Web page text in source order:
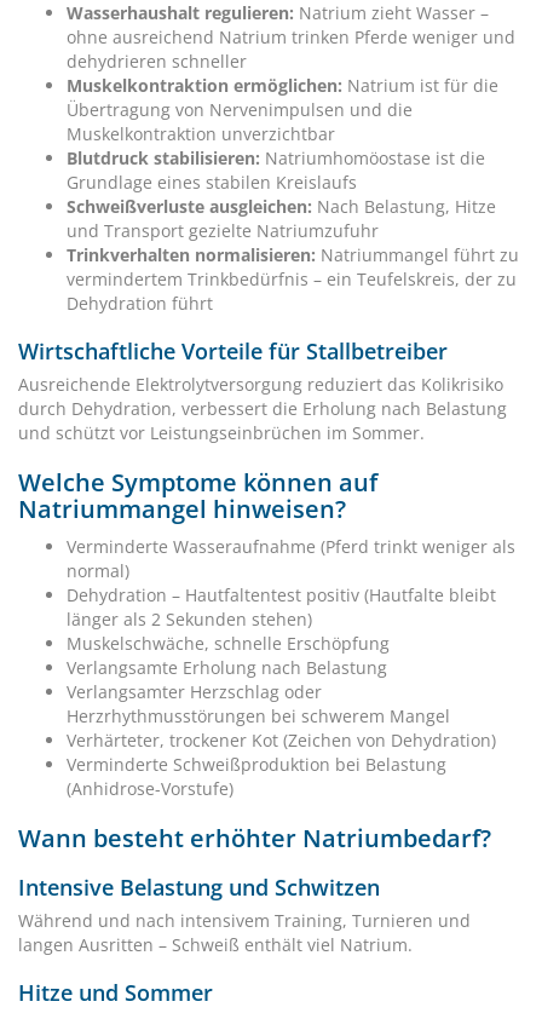
Wasserhaushalt regulieren: Natrium zieht Wasser –
ohne ausreichend Natrium trinken Pferde weniger und
dehydrieren schneller
Muskelkontraktion ermöglichen: Natrium ist für die
Übertragung von Nervenimpulsen und die
Muskelkontraktion unverzichtbar
Blutdruck stabilisieren: Natriumhomöostase ist die
Grundlage eines stabilen Kreislaufs
Schweißverluste ausgleichen: Nach Belastung, Hitze
und Transport gezielte Natriumzufuhr
Trinkverhalten normalisieren: Natriummangel führt zu
vermindertem Trinkbedürfnis – ein Teufelskreis, der zu
Dehydration führt
Wirtschaftliche Vorteile für Stallbetreiber
Ausreichende Elektrolytversorgung reduziert das Kolikrisiko
durch Dehydration, verbessert die Erholung nach Belastung
und schützt vor Leistungseinbrüchen im Sommer.
Welche Symptome können auf
Natriummangel hinweisen?
Verminderte Wasseraufnahme (Pferd trinkt weniger als
normal)
Dehydration – Hautfaltentest positiv (Hautfalte bleibt
länger als 2 Sekunden stehen)
Muskelschwäche, schnelle Erschöpfung
Verlangsamte Erholung nach Belastung
Verlangsamter Herzschlag oder
Herzrhythmusstörungen bei schwerem Mangel
Verhärteter, trockener Kot (Zeichen von Dehydration)
Verminderte Schweißproduktion bei Belastung
(Anhidrose-Vorstufe)
Wann besteht erhöhter Natriumbedarf?
Intensive Belastung und Schwitzen
Während und nach intensivem Training, Turnieren und
langen Ausritten – Schweiß enthält viel Natrium.
Hitze und Sommer